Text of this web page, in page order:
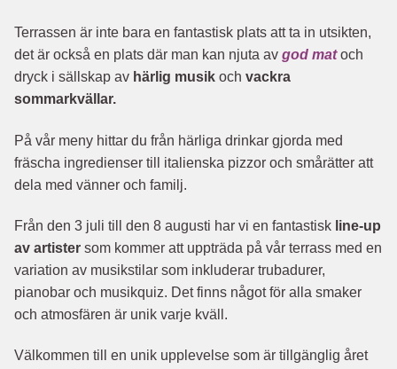
Terrassen är inte bara en fantastisk plats att ta in utsikten,
det är också en plats där man kan njuta av god matoch
dryck i sällskap av härlig musikoch vackra
sommarkvällar.
På vår meny hittar du från härliga drinkar gjorda med
fräscha ingredienser till italienska pizzor och smårätter att
dela med vänner och familj.
Från den 3 juli till den 8 augusti har vi en fantastisk line-up
av artistersom kommer att uppträda på vår terrass med en
variation av musikstilar som inkluderar trubadurer,
pianobar och musikquiz. Det finns något för alla smaker
och atmosfären är unik varje kväll.
Välkommen till en unik upplevelse som är tillgänglig året